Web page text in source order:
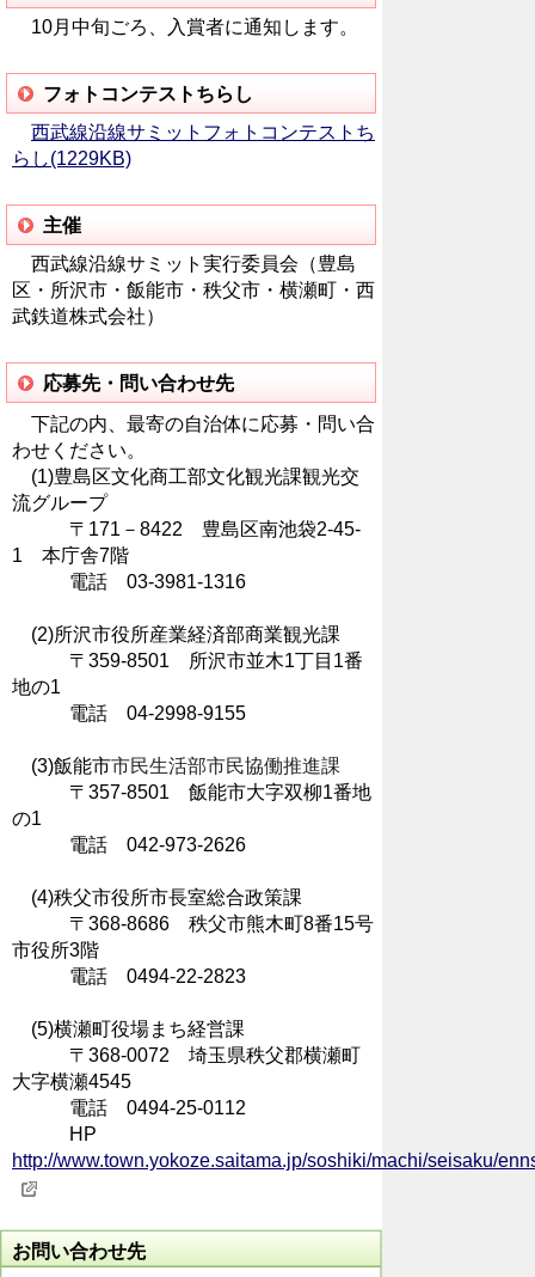
10月中旬ごろ、入賞者に通知します。
フォトコンテストちらし
西武線沿線サミットフォトコンテストち
らし(1229KB)
主催
西武線沿線サミット実行委員会（豊島
区・所沢市・飯能市・秩父市・横瀬町・西
武鉄道株式会社）
応募先・問い合わせ先
下記の内、最寄の自治体に応募・問い合
わせください。
(1)豊島区文化商工部文化観光課観光交
流グループ
〒171－8422 豊島区南池袋2-45-
1 本庁舎7階
電話 03-3981-1316
(2)所沢市役所産業経済部商業観光課
〒359-8501 所沢市並木1丁目1番
地の1
電話 04-2998-9155
(3)飯能市市民生活部市民協働推進課
〒357-8501 飯能市大字双柳1番地
の1
電話 042-973-2626
(4)秩父市役所市長室総合政策課
〒368-8686 秩父市熊木町8番15号
市役所3階
電話 0494-22-2823
(5)横瀬町役場まち経営課
〒368-0072 埼玉県秩父郡横瀬町
大字横瀬4545
電話 0494-25-0112
HP
http://www.town.yokoze.saitama.jp/soshiki/machi/seisaku/
お問い合わせ先